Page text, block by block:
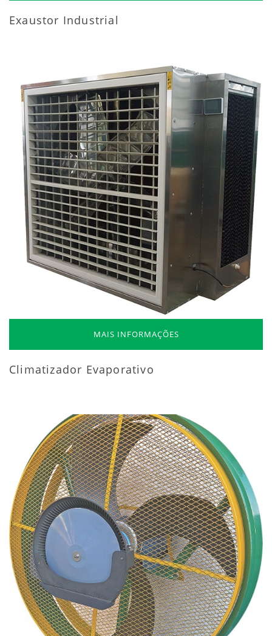
Exaustor Industrial
MAIS INFORMAÇÕES
Climatizador Evaporativo